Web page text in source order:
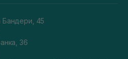
Бандери, 45
36